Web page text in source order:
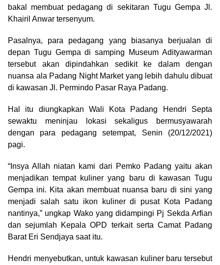
bakal membuat pedagang di sekitaran Tugu Gempa Jl.
Khairil Anwar tersenyum.
Pasalnya, para pedagang yang biasanya berjualan di
depan Tugu Gempa di samping Museum Adityawarman
tersebut akan dipindahkan sedikit ke dalam dengan
nuansa ala Padang Night Market yang lebih dahulu dibuat
di kawasan Jl. Permindo Pasar Raya Padang.
Hal itu diungkapkan Wali Kota Padang Hendri Septa
sewaktu meninjau lokasi sekaligus bermusyawarah
dengan para pedagang setempat, Senin (20/12/2021)
pagi.
“Insya Allah niatan kami dari Pemko Padang yaitu akan
menjadikan tempat kuliner yang baru di kawasan Tugu
Gempa ini. Kita akan membuat nuansa baru di sini yang
menjadi salah satu ikon kuliner di pusat Kota Padang
nantinya,” ungkap Wako yang didampingi Pj Sekda Arfian
dan sejumlah Kepala OPD terkait serta Camat Padang
Barat Eri Sendjaya saat itu.
Hendri menyebutkan, untuk kawasan kuliner baru tersebut